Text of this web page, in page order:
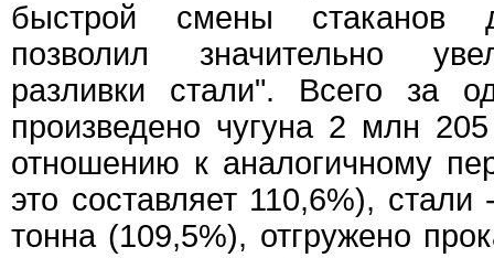
быстрой смены стаканов
позволил значительно
разливки стали". Всего за
произведено чугуна 2 млн
отношению к аналогичному
это составляет 110,6%),
тонна (109,5%), отгружено